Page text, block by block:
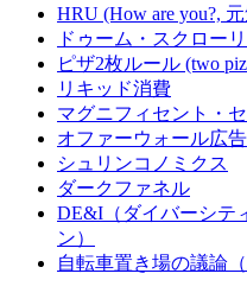
HRU (How are you?,
ドゥーム・スクロー
ピザ2枚ルール (two
リキッド消費
マグニフィセント・
オファーウォール広告
シュリンコノミクス
ダークファネル
DE&I（ダイバーシテ
ン）
自転車置き場の議論